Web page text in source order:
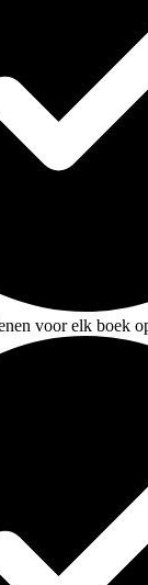
voor elk boek